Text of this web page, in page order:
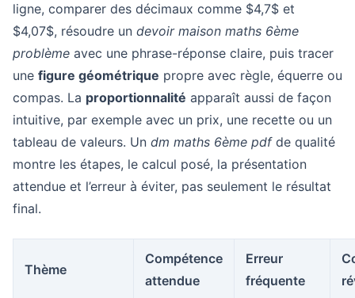
ligne, comparer des décimaux comme $4,7$ et
$4,07$, résoudre un devoir maison maths 6ème
problème avec une phrase-réponse claire, puis tracer
une figure géométrique propre avec règle, équerre ou
compas. La proportionnalité apparaît aussi de façon
intuitive, par exemple avec un prix, une recette ou un
tableau de valeurs. Un dm maths 6ème pdfde qualité
montre les étapes, le calcul posé, la présentation
attendue et l’erreur à éviter, pas seulement le résultat
final.
Thème
Compétence
attendue
Erreur
fréquente